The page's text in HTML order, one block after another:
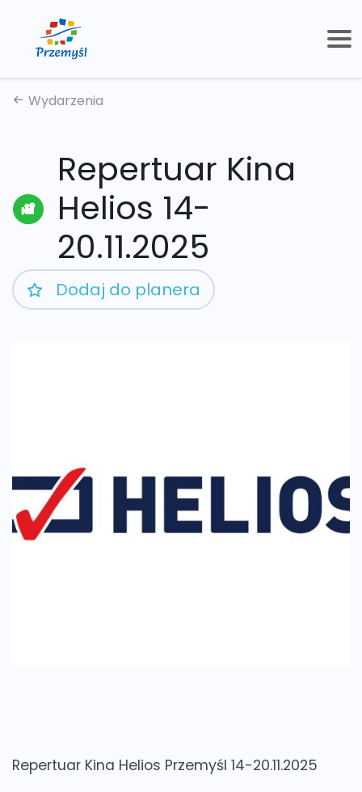
Wydarzenia
Repertuar Kina
Helios 14-
20.11.2025
Dodaj do planera
Repertuar Kina Helios Przemyśl 14-20.11.2025